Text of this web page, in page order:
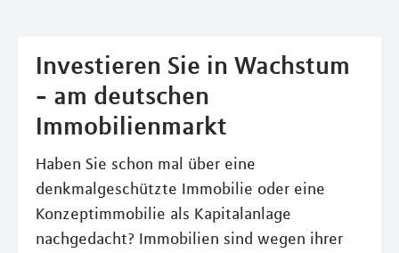
Investieren Sie in Wachstum
- am deutschen
Immobilienmarkt
Haben Sie schon mal über eine
denkmalgeschützte Immobilie oder eine
Konzeptimmobilie als Kapitalanlage
nachgedacht? Immobilien sind wegen ihrer